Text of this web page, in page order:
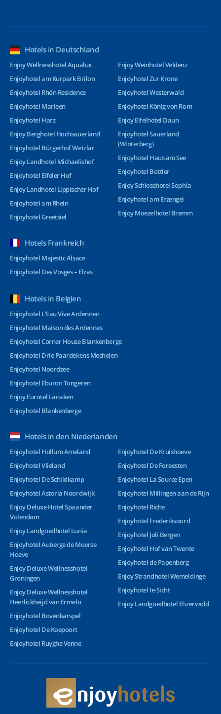
Hotels in Deutschland
Enjoy Wellnesshotel Aqualux
Enjoyhotel am Kurpark Brilon
Enjoyhotel Rhön Residence
Enjoyhotel Marleen
Enjoyhotel Harz
Enjoy Berghotel Hochsauerland
Enjoyhotel Bürgerhof Wetzlar
Enjoy Landhotel Michaelishof
Enjoyhotel Eifeler Hof
Enjoy Landhotel Lippischer Hof
Enjoyhotel am Rhein
Enjoyhotel Greetsiel
Enjoy Weinhotel Veldenz
Enjoyhotel Zur Krone
Enjoyhotel Westerwald
Enjoyhotel König von Rom
Enjoy Eifelhotel Daun
Enjoyhotel Sauerland
(Winterberg)
Enjoyhotel Haus am See
Enjoyhotel Bottler
Enjoy Schlosshotel Sophia
Enjoyhotel am Erzengel
Enjoy Moezelhotel Bremm
Hotels Frankreich
Enjoyhotel Majestic Alsace
Enjoyhotel Des Vosges – Elzas
Hotels in Belgien
Enjoyhotel L’Eau Vive Ardennen
Enjoyhotel Maison des Ardennes
Enjoyhotel Corner House Blankenberge
Enjoyhotel Drie Paardekens Mechelen
Enjoyhotel Noordzee
Enjoyhotel Eburon Tongeren
Enjoy Eurotel Lanaken
Enjoyhotel Blankenberge
Hotels in den Niederlanden
Enjoyhotel Hollum Ameland
Enjoyhotel Vlieland
Enjoyhotel De Schildkamp
Enjoyhotel Astoria Noordwijk
Enjoy Deluxe Hotel Spaander
Volendam
Enjoy Landgoedhotel Lunia
Enjoyhotel Auberge de Moerse
Hoeve
Enjoy Deluxe Wellnesshotel
Groningen
Enjoy Deluxe Wellnesshotel
Heerlickheijd van Ermelo
Enjoyhotel Bovenkarspel
Enjoyhotel De Koepoort
Enjoyhotel Ruyghe Venne
Enjoyhotel De Kruishoeve
Enjoyhotel De Foreesten
Enjoyhotel La Source Epen
Enjoyhotel Millingen aan de Rijn
Enjoyhotel Riche
Enjoyhotel Frederiksoord
Enjoyhotel Joli Bergen
Enjoyhotel Hof van Twente
Enjoyhotel de Papenberg
Enjoy Strandhotel Wemeldinge
Enjoyhotel Ie-Sicht
Enjoy Landgoedhotel Ehzerwold